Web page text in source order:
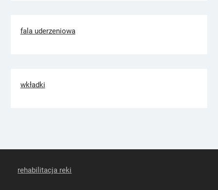
fala uderzeniowa
wkładki
rehabilitacja reki